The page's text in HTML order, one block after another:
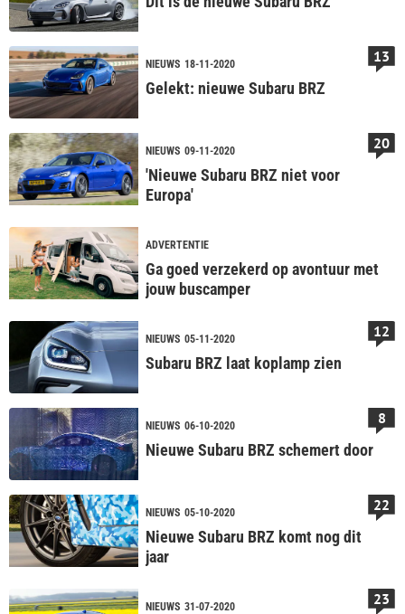
NIEUWS 18-11-2020
Gelekt: nieuwe Subaru BRZ
13
NIEUWS 09-11-2020
'Nieuwe Subaru BRZ niet voor
Europa'
20
ADVERTENTIE
Ga goed verzekerd op avontuur met
jouw buscamper
NIEUWS 05-11-2020
Subaru BRZ laat koplamp zien
12
NIEUWS 06-10-2020
Nieuwe Subaru BRZ schemert door
8
NIEUWS 05-10-2020
Nieuwe Subaru BRZ komt nog dit
jaar
22
NIEUWS 31-07-2020 23